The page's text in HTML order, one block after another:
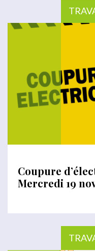
Coupure
Mercredi 19